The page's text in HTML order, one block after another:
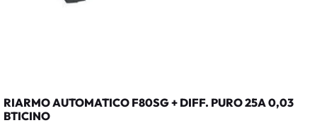
RIARMO AUTOMATICO F80SG + DIFF. PURO 25A 0,03
BTICINO